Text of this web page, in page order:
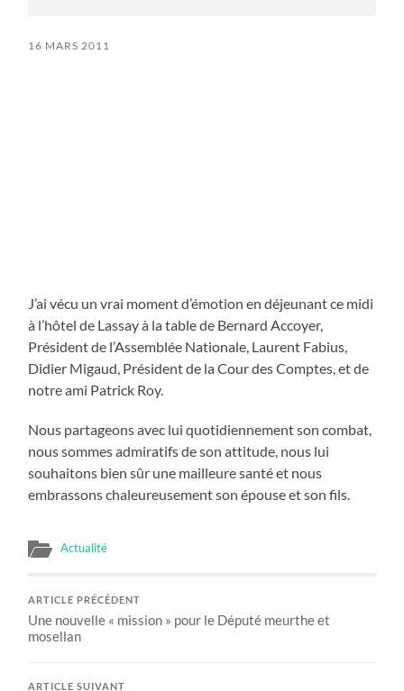
16 MARS 2011
J’ai vécu un vrai moment d’émotion en déjeunant ce midi
à l’hôtel de Lassay à la table de Bernard Accoyer,
Président de l’Assemblée Nationale, Laurent Fabius,
Didier Migaud, Président de la Cour des Comptes, et de
notre ami Patrick Roy.
Nous partageons avec lui quotidiennement son combat,
nous sommes admiratifs de son attitude, nous lui
souhaitons bien sûr une mailleure santé et nous
embrassons chaleureusement son épouse et son fils.
Actualité
ARTICLE PRÉCÉDENT
Une nouvelle « mission » pour le Député meurthe et
mosellan
ARTICLE SUIVANT